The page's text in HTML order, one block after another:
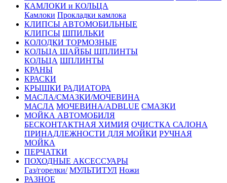
КАМЛОКИ и КОЛЬЦА
Камлоки Прокладки камлока
КЛИПСЫ АВТОМОБИЛЬНЫЕ
КЛИПСЫ ШПИЛЬКИ
КОЛОДКИ ТОРМОЗНЫЕ
КОЛЬЦА ШАЙБЫ ШПЛИНТЫ
КОЛЬЦА ШПЛИНТЫ
КРАНЫ
КРАСКИ
КРЫШКИ РАДИАТОРА
МАСЛА/СМАЗКИ/МОЧЕВИНА
МАСЛА МОЧЕВИНА/ADBLUE СМАЗКИ
МОЙКА АВТОМОБИЛЯ
БЕСКОНТАКТНАЯ ХИМИЯ ОЧИСТКА САЛОНА
ПРИНАДЛЕЖНОСТИ ДЛЯ МОЙКИ РУЧНАЯ
МОЙКА
ПЕРЧАТКИ
ПОХОДНЫЕ АКСЕССУАРЫ
Газ/горелки/ МУЛЬТИТУЛ Ножи
РАЗНОЕ